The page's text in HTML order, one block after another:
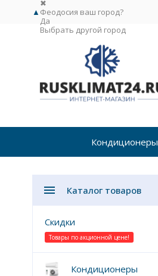
▲
✖
Феодосия ваш город?
Да
Выбрать другой город
Кондиционеры
Каталог товаров
Скидки
Товары по акционной цене!
Кондиционеры